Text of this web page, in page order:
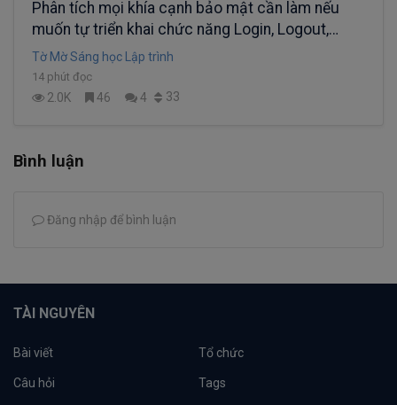
Phân tích mọi khía cạnh bảo mật cần làm nếu
muốn tự triển khai chức năng Login, Logout,
Forgot Password, Register trong thực tế
Tờ Mờ Sáng học Lập trình
14 phút đọc
2.0K 46 4 33
Bình luận
Đăng nhập để bình luận
TÀI NGUYÊN
Bài viết Tổ chức
Câu hỏi Tags